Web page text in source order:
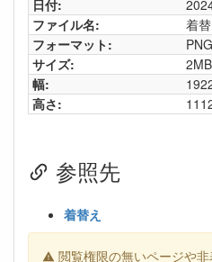
日付:
ファイル名:
着
フォーマット:
PNG
サイズ:
2MB
幅:
高さ:
参照先
着替え
閲覧権限の無いページや